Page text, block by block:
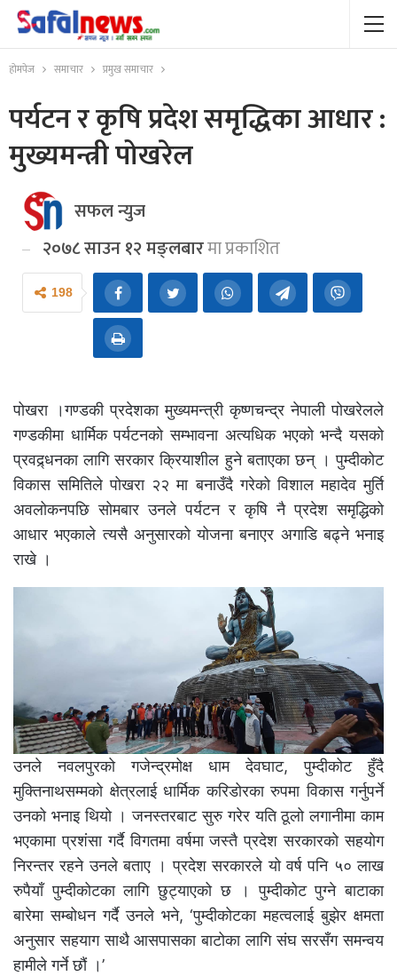
होमपेज समाचार प्रमुख समाचार
पर्यटन र कृषि प्रदेश समृद्धिका आधार :
मुख्यमन्त्री पोखरेल
सफल न्युज
२०७८ साउन १२ मङ्लबारमा प्रकाशित
198
पोखरा ।गण्डकी प्रदेशका मुख्यमन्त्री कृष्णचन्द्र नेपाली पोखरेलले
गण्डकीमा धार्मिक पर्यटनको सम्भावना अत्यधिक भएको भन्दै यसको
प्रवद्र्धनका लागि सरकार क्रियाशील हुने बताएका छन् । पुम्दीकोट
विकास समितिले पोखरा २२ मा बनाउँदै गरेको विशाल महादेव मुर्ति
अवलोकनपछि सोमबार उनले पर्यटन र कृषि नै प्रदेश समृद्धिको
आधार भएकाले त्यसै अनुसारको योजना बनाएर अगाडि बढ्ने भनाइ
राखे ।
उनले नवलपुरको गजेन्द्रमोक्ष धाम देवघाट, पुम्दीकोट हुँदै
मुक्तिनाथसम्मको क्षेत्रलाई धार्मिक करिडोरका रुपमा विकास गर्नुपर्ने
उनको भनाइ थियो । जनस्तरबाट सुरु गरेर यति ठूलो लगानीमा काम
भएकामा प्रशंसा गर्दै विगतमा वर्षमा जस्तै प्रदेश सरकारको सहयोग
निरन्तर रहने उनले बताए । प्रदेश सरकारले यो वर्ष पनि ५० लाख
रुपैयाँ पुम्दीकोटका लागि छुट्याएको छ । पुम्दीकोट पुग्ने बाटाका
बारेमा सम्बोधन गर्दै उनले भने, ‘पुम्दीकोटका महत्वलाई बुझेर क्षमता
अनुसार सहयाग साथै आसपासका बाटोका लागि संघ सरसँग समन्वय
हामीले गर्ने छौं ।’